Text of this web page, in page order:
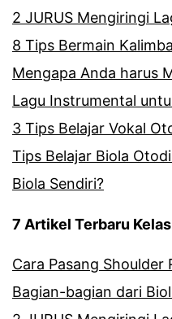
2 JURUS Mengiringi
8 Tips Bermain
Mengapa Anda harus
Lagu Instrumental
3 Tips Belajar Vokal
Tips Belajar Biola
Biola Sendiri?
7 Artikel Terbaru
Cara Pasang Shoulder
Bagian-bagian dari